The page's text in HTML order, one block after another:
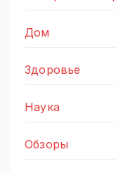
Дом
Здоровье
Наука
Обзоры